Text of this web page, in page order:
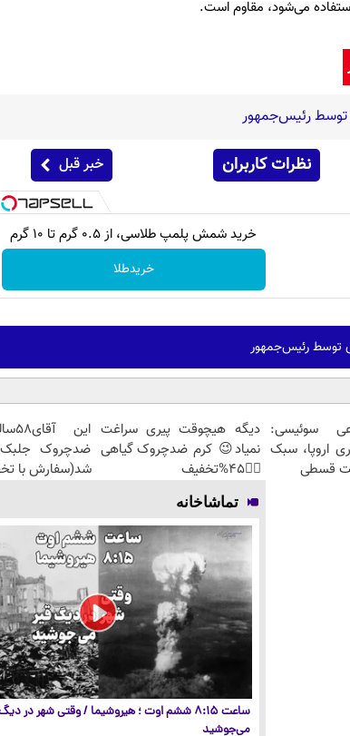
توسط رئیس‌جمهور
نظرات کاربران خبر قبل
خرید شمش پلمپ طلاسی، از ۰.۵ گرم تا ۱۰ گرم
خریدطلا
توسط رئیس‌جمهور
سوئیسی:
اروپا، سبک
قسطی
دیگه هیچوقت پیری سراغت
نمیاد😉 کرم ضدچروک گیاهی
👈🏻45%تخفیف
شد(سفارش با
تماشاخانه
ساعت ۸:۱۵ ششم اوت ؛ هیروشیما / وقتی شهر در
می‌جوشید